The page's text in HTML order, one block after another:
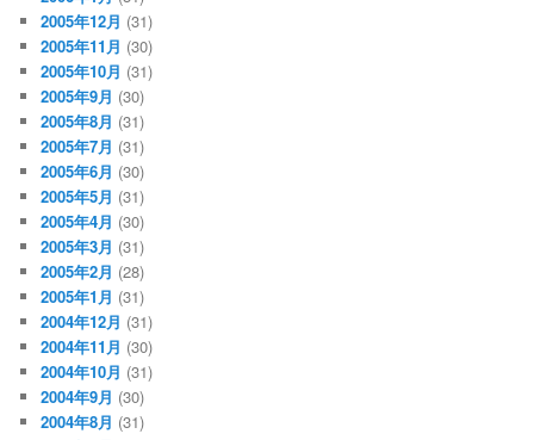
2005年12月 (31)
2005年11月 (30)
2005年10月 (31)
2005年9月 (30)
2005年8月 (31)
2005年7月 (31)
2005年6月 (30)
2005年5月 (31)
2005年4月 (30)
2005年3月 (31)
2005年2月 (28)
2005年1月 (31)
2004年12月 (31)
2004年11月 (30)
2004年10月 (31)
2004年9月 (30)
2004年8月 (31)